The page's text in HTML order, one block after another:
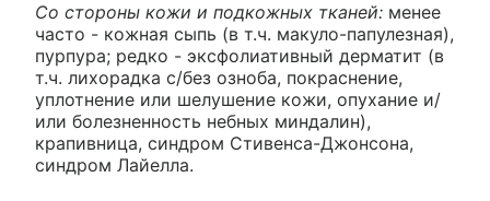
Со стороны кожи и подкожных тканей: менее
часто - кожная сыпь (в т.ч. макуло-папулезная),
пурпура; редко - эксфолиативный дерматит (в
т.ч. лихорадка с/без озноба, покраснение,
уплотнение или шелушение кожи, опухание и/
или болезненность небных миндалин),
крапивница, синдром Стивенса-Джонсона,
синдром Лайелла.